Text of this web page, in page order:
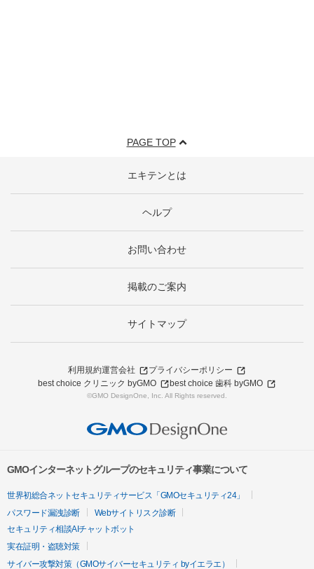
PAGE TOP
エキテンとは
ヘルプ
お問い合わせ
掲載のご案内
サイトマップ
利用規約運営会社
プライバシーポリシー
best choice クリニック byGMO
best choice 歯科 byGMO
©GMO DesignOne, Inc. All Rights reserved.
GMOインターネットグループのセキュリティ事業について
世界初総合ネットセキュリティサービス「GMOセキュリティ24」
パスワード漏洩診断
Webサイトリスク診断
セキュリティ相談AIチャットボット
実在証明・盗聴対策
サイバー攻撃対策（GMOサイバーセキュリティ byイエラエ）